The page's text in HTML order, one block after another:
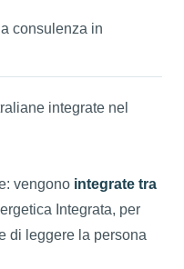
consulenza in
integrate nel
vengono integrate tra
Integrata, per
di leggere la persona